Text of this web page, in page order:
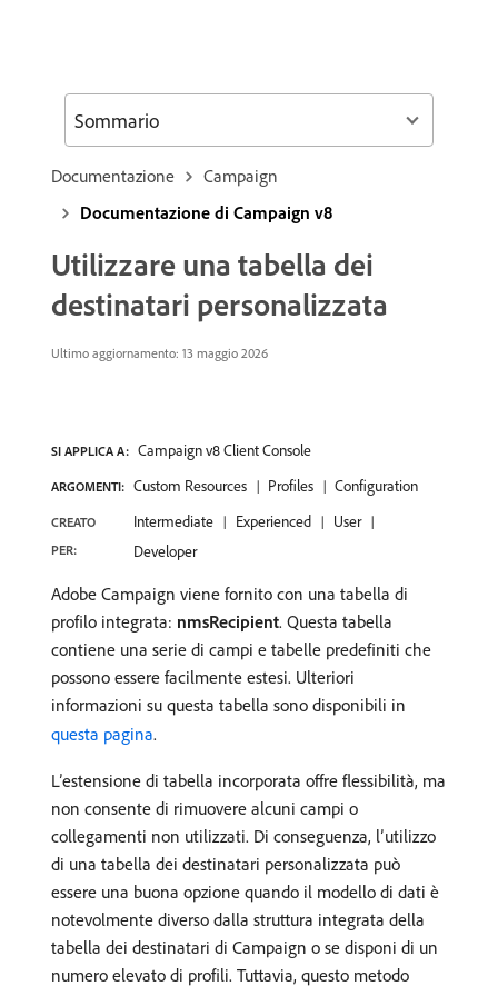
Documentazione
Campaign
Documentazione di Campaign v8
Utilizzare una tabella dei
destinatari personalizzata
Ultimo aggiornamento: 13 maggio 2026
SI APPLICA A: Campaign v8 Client Console
ARGOMENTI: Custom Resources Profiles Configuration
CREATO
PER:
Intermediate Experienced
User
Developer
Adobe Campaign viene fornito con una tabella di
profilo integrata: nmsRecipient. Questa tabella
contiene una serie di campi e tabelle predefiniti che
possono essere facilmente estesi. Ulteriori
informazioni su questa tabella sono disponibili in
questa pagina.
L’estensione di tabella incorporata offre flessibilità, ma
non consente di rimuovere alcuni campi o
collegamenti non utilizzati. Di conseguenza, l’utilizzo
di una tabella dei destinatari personalizzata può
essere una buona opzione quando il modello di dati è
notevolmente diverso dalla struttura integrata della
tabella dei destinatari di Campaign o se disponi di un
numero elevato di profili. Tuttavia, questo metodo
Sommario